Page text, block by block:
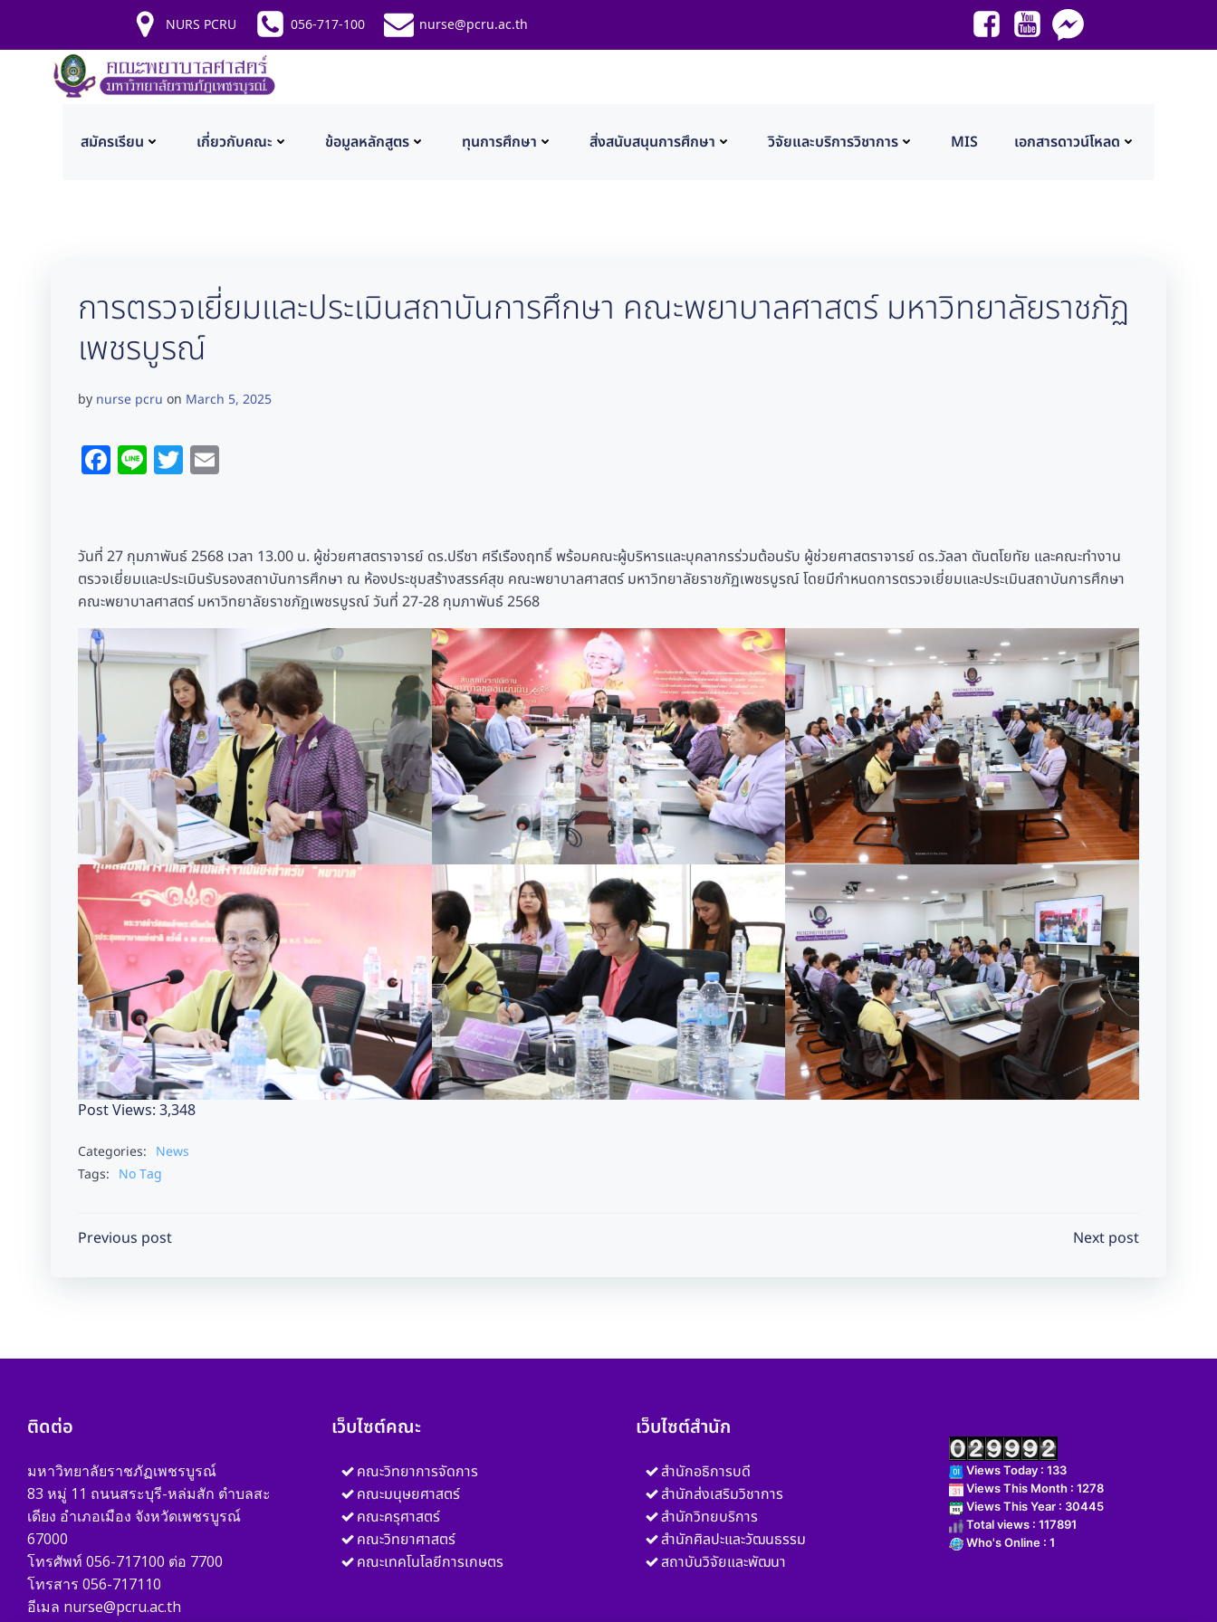
content
NURS PCRU 056-717-100 nurse@pcru.ac.th
สมัครเรียน เกี่ยวกับคณะ ข้อมูลหลักสูตร ทุนการศึกษา สิ่งสนับสนุนการศึกษา วิจัยและบริการวิชาการ MIS เอกสารดาวน์โหลด
การตรวจเยี่ยมและประเมินสถาบันการศึกษา คณะพยาบาลศาสตร์ มหาวิทยาลัยราชภัฏ
เพชรบูรณ์
by nurse pcru on March 5, 2025
Facebook
LineTwitter
วันที่ 27 กุมภาพันธ์ 2568 เวลา 13.00 น. ผู้ช่วยศาสตราจารย์ ดร.ปรีชา ศรีเรืองฤทธิ์ พร้อมคณะผู้บริหารและบุคลากรร่วมต้อนรับ ผู้ช่วยศาสตราจารย์ ดร.วัลลา ตันตโยทัย และคณะทำงาน
ตรวจเยี่ยมและประเมินรับรองสถาบันการศึกษา ณ ห้องประชุมสร้างสรรค์สุข คณะพยาบาลศาสตร์ มหาวิทยาลัยราชภัฏเพชรบูรณ์ โดยมีกำหนดการตรวจเยี่ยมและประเมินสถาบันการศึกษา
คณะพยาบาลศาสตร์ มหาวิทยาลัยราชภัฏเพชรบูรณ์ วันที่ 27-28 กุมภาพันธ์ 2568
Post Views: 3,348
Categories: News
Tags:
No Tag
Post
Previous post Next post
ติดต่อ
มหาวิทยาลัยราชภัฏเพชรบูรณ์
83 หมู่ 11 ถนนสระบุรี-หล่มสัก ตำบลสะ
เดียง อำเภอเมือง จังหวัดเพชรบูรณ์
67000
โทรศัพท์ 056-717100 ต่อ 7700
โทรสาร 056-717110
อีเมล nurse@pcru.ac.th
เว็บไซต์คณะ
คณะวิทยาการจัดการ
คณะมนุษยศาสตร์
คณะครุศาสตร์
คณะวิทยาศาสตร์
คณะเทคโนโลยีการเกษตร
เว็บไซต์สำนัก
สำนักอธิการบดี
สำนักส่งเสริมวิชาการ
สำนักวิทยบริการ
สำนักศิลปะและวัฒนธรรม
สถาบันวิจัยและพัฒนา
Views Today : 133
Views This Month : 1278
Views This Year : 30445
Total views : 117891
Who's Online : 1